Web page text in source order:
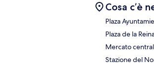
Cosa c’è
Plaza
Plaza de la
Mercato
Stazione del